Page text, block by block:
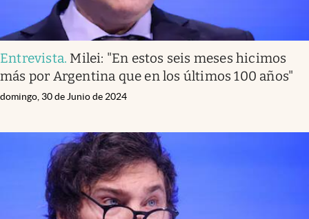
Entrevista. Milei: "En estos seis meses hicimos
más por Argentina que en los últimos 100 años"
domingo, 30 de Junio de 2024